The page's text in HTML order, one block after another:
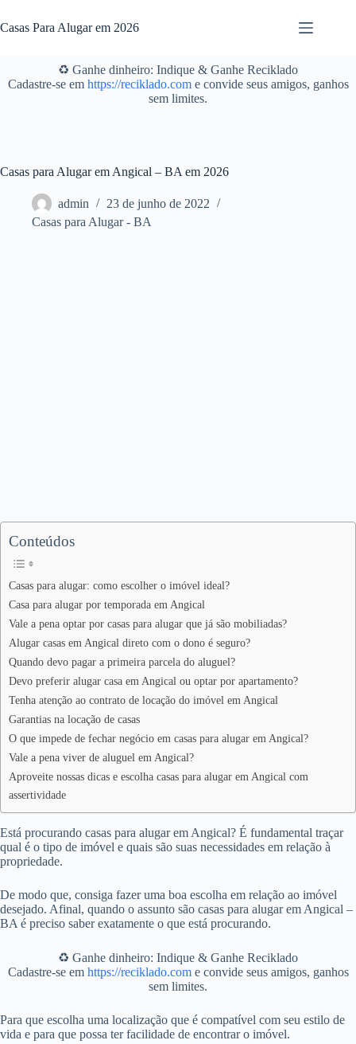
para
o
Casas Para Alugar em 2026
♻️ Ganhe dinheiro: Indique & Ganhe Reciklado
Cadastre-se em https://reciklado.come convide seus amigos, ganhos
sem limites.
Casas para Alugar em Angical – BA em 2026
admin
23 de junho de 2022
Casas para Alugar - BA
Conteúdos
Casas para alugar: como escolher o imóvel ideal?
Casa para alugar por temporada em Angical
Vale a pena optar por casas para alugar que já são mobiliadas?
Alugar casas em Angical direto com o dono é seguro?
Quando devo pagar a primeira parcela do aluguel?
Devo preferir alugar casa em Angical ou optar por apartamento?
Tenha atenção ao contrato de locação do imóvel em Angical
Garantias na locação de casas
O que impede de fechar negócio em casas para alugar em Angical?
Vale a pena viver de aluguel em Angical?
Aproveite nossas dicas e escolha casas para alugar em Angical com
assertividade
Está procurando casas para alugar em Angical? É fundamental traçar
qual é o tipo de imóvel e quais são suas necessidades em relação à
propriedade.
De modo que, consiga fazer uma boa escolha em relação ao imóvel
desejado. Afinal, quando o assunto são casas para alugar em Angical –
BA é preciso saber exatamente o que está procurando.
♻️ Ganhe dinheiro: Indique & Ganhe Reciklado
Cadastre-se em https://reciklado.come convide seus amigos, ganhos
sem limites.
Para que escolha uma localização que é compatível com seu estilo de
vida e para que possa ter facilidade de encontrar o imóvel.